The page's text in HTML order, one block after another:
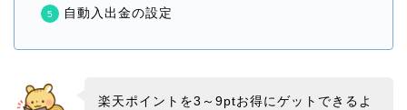
自動入出金の設定
楽天ポイントを3～9ptお得にゲットできるよ